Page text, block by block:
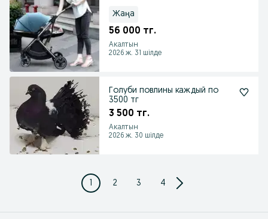
Жаңа
56 000 тг.
Акалтын
2026 ж. 31 шілде
Голуби повлины каждый по
3500 тг
3 500 тг.
Акалтын
2026 ж. 30 шілде
1 2 3 4